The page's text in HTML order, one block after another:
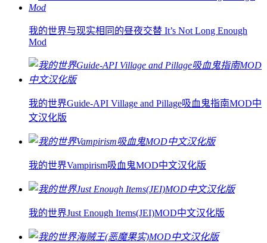
我的世界与现实相同的昼夜交替 It’s Not Long Enough
Mod
我的世界Guide-API Village and Pillage吸血鬼指南MOD中
文汉化版
我的世界Vampirism吸血鬼MOD中文汉化版
我的世界Just Enough Items(JEI)MOD中文汉化版